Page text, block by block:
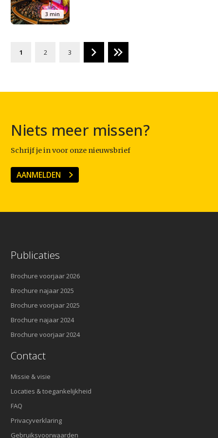
3 min
1 2 3
Niets meer missen?
Schrijf je in voor onze nieuwsbrief
AANMELDEN
Publicaties
Brochure voorjaar 2026
Brochure najaar 2025
Brochure voorjaar 2025
Brochure najaar 2024
Brochure voorjaar 2024
Contact
Missie & visie
Locaties & toegankelijkheid
FAQ
Privacyverklaring
Gebruiksvoorwaarden